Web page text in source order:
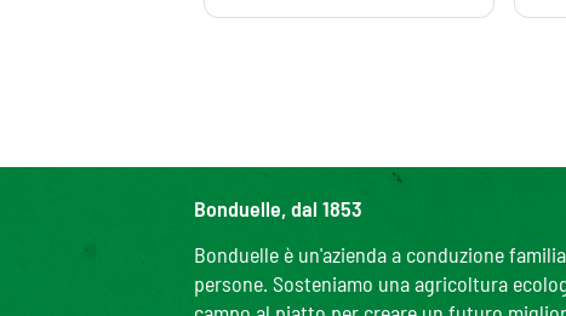
Bonduelle, dal 1853
Bonduelle è un'azienda a conduzione
persone. Sosteniamo una agricoltura